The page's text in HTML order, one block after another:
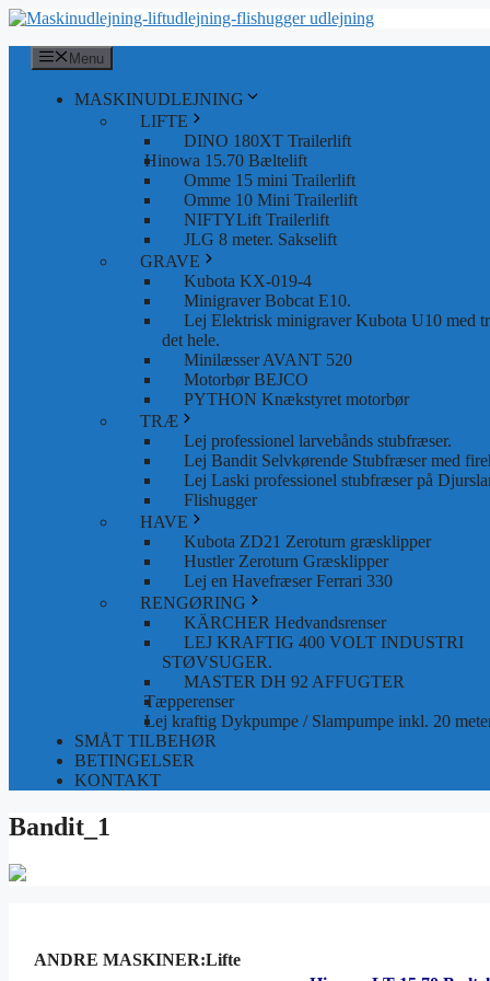
Hop
indhold
Menu
MASKINUDLEJNING
LIFTE
DINO 180XT Trailerlift
Hinowa 15.70 Bæltelift
Omme 15 mini Trailerlift
Omme 10 Mini Trailerlift
NIFTYLift Trailerlift
JLG 8 meter. Sakselift
GRAVE
Kubota KX-019-4
Minigraver Bobcat E10.
Lej Elektrisk minigraver Kubota U10 med
det hele.
Minilæsser AVANT 520
Motorbør BEJCO
PYTHON Knækstyret motorbør
TRÆ
Lej professionel larvebånds stubfræser.
Lej Bandit Selvkørende Stubfræser med
Lej Laski professionel stubfræser på
Flishugger
HAVE
Kubota ZD21 Zeroturn græsklipper
Hustler Zeroturn Græsklipper
Lej en Havefræser Ferrari 330
RENGØRING
KÄRCHER Hedvandsrenser
LEJ KRAFTIG 400 VOLT INDUSTRI
STØVSUGER.
MASTER DH 92 AFFUGTER
Tæpperenser
Lej kraftig Dykpumpe / Slampumpe inkl. 20
SMÅT TILBEHØR
BETINGELSER
KONTAKT
Bandit_1
ANDRE MASKINER:Lifte